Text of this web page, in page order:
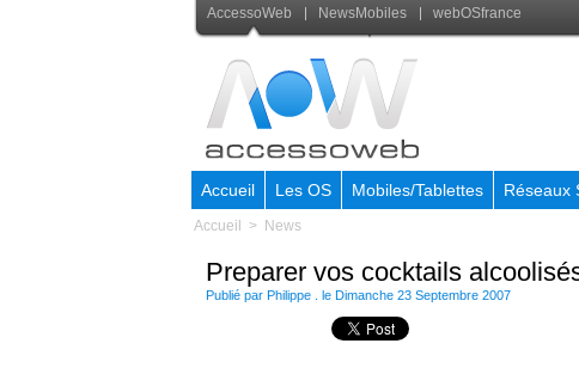
AccessoWeb NewsMobiles webOSfrance
Accueil Les OS Mobiles/Tablettes Réseaux
Accueil > News
Preparer vos cocktails
Publié par Philippe . le Dimanche 23 Septembre 2007